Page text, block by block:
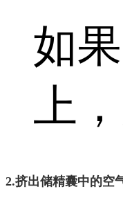
如
上
2.挤出储精囊中的空